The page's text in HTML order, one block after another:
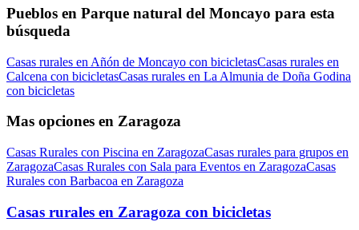
Pueblos en Parque natural del Moncayo para esta
búsqueda
Casas rurales en Añón de Moncayo con bicicletasCasas rurales en
Calcena con bicicletasCasas rurales en La Almunia de Doña Godina
con bicicletas
Mas opciones en Zaragoza
Casas Rurales con Piscina en ZaragozaCasas rurales para grupos en
ZaragozaCasas Rurales con Sala para Eventos en ZaragozaCasas
Rurales con Barbacoa en Zaragoza
Casas rurales en Zaragoza con bicicletas